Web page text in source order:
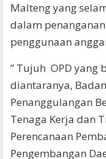
Malteng yang
dalam
penggunaan
” Tujuh OPD yang
diantaranya,
Penanggulangan
Tenaga Kerja dan
Perencanaan
Pengembangan